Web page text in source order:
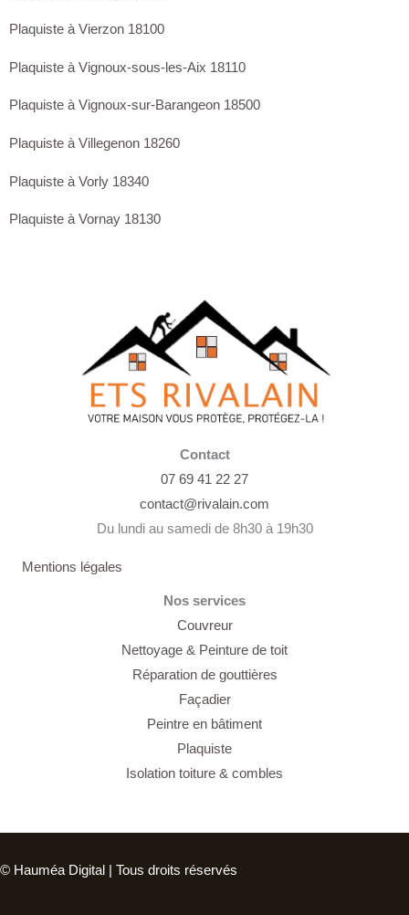
Plaquiste à Vierzon 18100
Plaquiste à Vignoux-sous-les-Aix 18110
Plaquiste à Vignoux-sur-Barangeon 18500
Plaquiste à Villegenon 18260
Plaquiste à Vorly 18340
Plaquiste à Vornay 18130
Contact
07 69 41 22 27
contact@rivalain.com
Du lundi au samedi de 8h30 à 19h30
Mentions légales
Nos services
Couvreur
Nettoyage & Peinture de toit
Réparation de gouttières
Façadier
Peintre en bâtiment
Plaquiste
Isolation toiture & combles
© Hauméa Digital | Tous droits réservés